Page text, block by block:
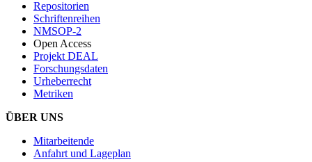
Repositorien
Schriftenreihen
NMSOP-2
Open Access
Projekt DEAL
Forschungsdaten
Urheberrecht
Metriken
ÜBER UNS
Mitarbeitende
Anfahrt und Lageplan